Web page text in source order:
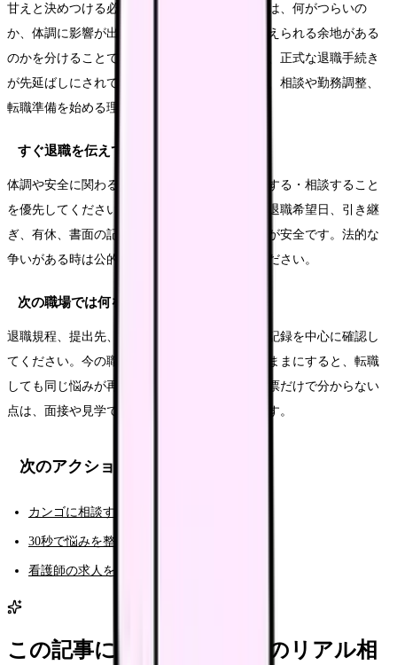
甘えと決めつける必要はありません。大切なのは、何がつらいの
か、体調に影響が出ているのか、今の職場で変えられる余地がある
のかを分けることです。人手不足や引き止めで、正式な退職手続き
が先延ばしにされていることが続いているなら、相談や勤務調整、
転職準備を始める理由になります。
すぐ退職を伝えてもいいですか？
体調や安全に関わる状態なら、まず休む・受診する・相談すること
を優先してください。退職意思が固い場合も、退職希望日、引き継
ぎ、有休、書面の記録を整理してから伝える方が安全です。法的な
争いがある時は公的窓口や専門家に相談してください。
次の職場では何を確認すればいいですか？
退職規程、提出先、人事部門、書面・メールの記録を中心に確認し
てください。今の職場でつらかった条件をそのままにすると、転職
しても同じ悩みが再発しやすくなります。求人票だけで分からない
点は、面接や見学で具体的に聞くことが大切です。
次のアクション
カンゴに相談する（AI相談）
30秒で悩みを整理する（悩み診断）
看護師の求人を見る
この記事に近い看護師さんのリアル相